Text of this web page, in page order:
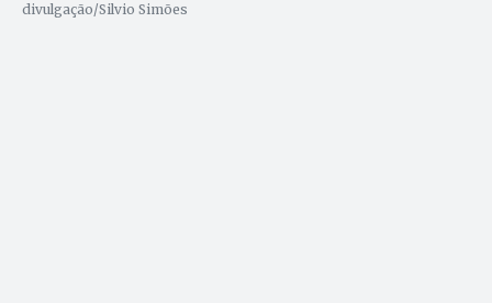
divulgação/Silvio Simões